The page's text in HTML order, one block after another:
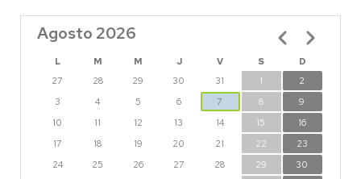
Agosto 2026
L M M J V S
D
27
28 29 30 31 1
2
3
4 5 6 7 8
9
10
11 12 13 14 15
16
17
18 19 20 21 22
23
24
25 26 27 28 29
30
Paginación